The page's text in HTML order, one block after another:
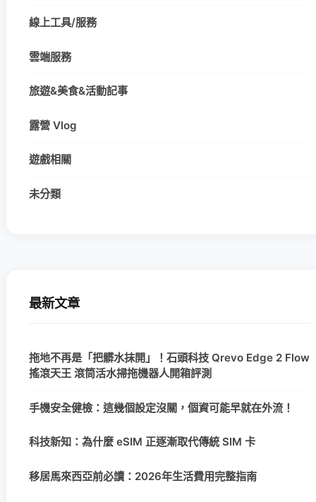
線上工具/服務
雲端服務
旅遊&美食&活動記事
露營 Vlog
遊戲相關
未分類
最新文章
拖地不再是「把髒水抹開」！石頭科技 Qrevo Edge 2 Flow
搖滾天王 滾筒活水掃拖機器人開箱評測
手機安全健檢：這幾個設定沒關，個資可能早就在外流！
科技新知：為什麼 eSIM 正逐漸取代傳統 SIM 卡
移居馬來西亞前必讀：2026年生活費用完整指南